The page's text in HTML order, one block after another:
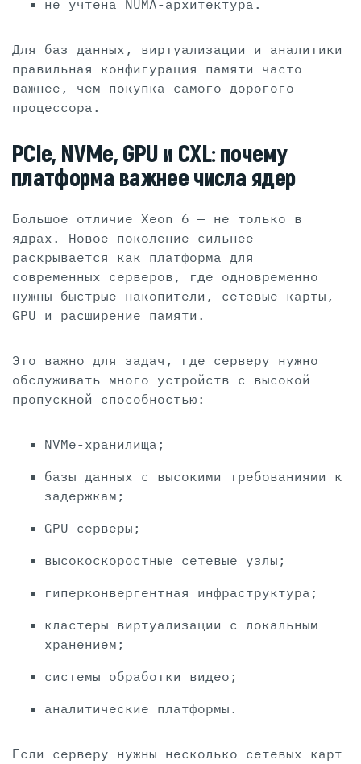
не учтена NUMA-архитектура.
Для баз данных, виртуализации и аналитики
правильная конфигурация памяти часто
важнее, чем покупка самого дорогого
процессора.
PCIe, NVMe, GPU и CXL: почему
платформа важнее числа ядер
Большое отличие Xeon 6 — не только в
ядрах. Новое поколение сильнее
раскрывается как платформа для
современных серверов, где одновременно
нужны быстрые накопители, сетевые карты,
GPU и расширение памяти.
Это важно для задач, где серверу нужно
обслуживать много устройств с высокой
пропускной способностью:
NVMe-хранилища;
базы данных с высокими требованиями к
задержкам;
GPU-серверы;
высокоскоростные сетевые узлы;
гиперконвергентная инфраструктура;
кластеры виртуализации с локальным
хранением;
системы обработки видео;
аналитические платформы.
Если серверу нужны несколько сетевых карт